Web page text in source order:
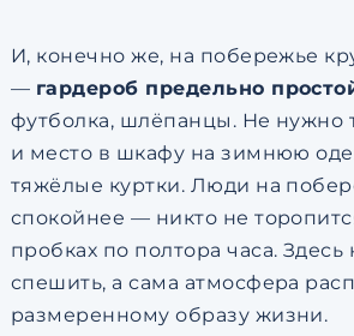
И, конечно же, на побережье
— гардероб предельно
футболка, шлёпанцы. Не нужно
и место в шкафу на зимнюю
тяжёлые куртки. Люди на
спокойнее — никто не
пробках по полтора часа.
спешить, а сама атмосфера
размеренному образу жизни.